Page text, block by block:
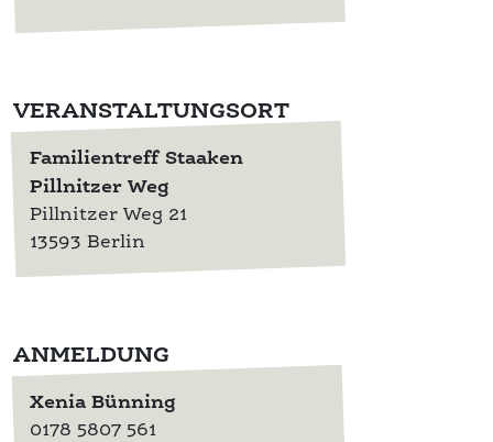
VERANSTALTUNGSORT
Familientreff Staaken
Pillnitzer Weg
Pillnitzer Weg 21
13593 Berlin
ANMELDUNG
Xenia Bünning
0178 5807 561